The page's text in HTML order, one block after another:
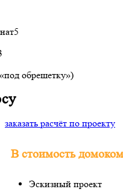
5
обрешетку»)
заказать расчёт по проекту
В стоимость
Эскизный проект